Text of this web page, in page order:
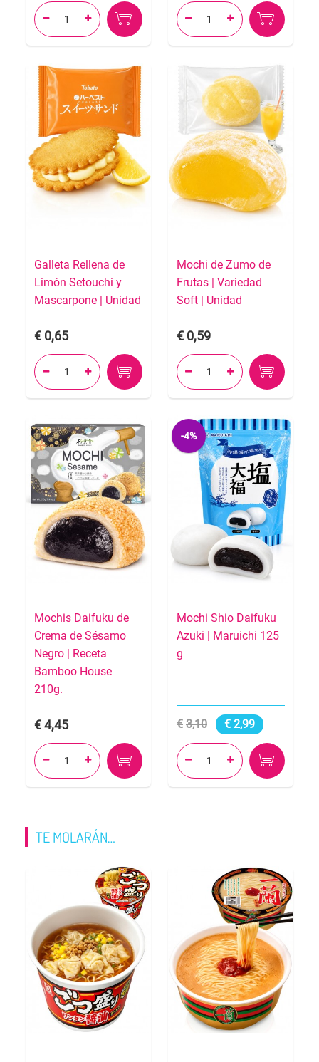
   
Galleta Rellena de
Limón Setouchi y
Mascarpone | Unidad
0,65
 
Mochi de Zumo de
Frutas | Variedad
Soft | Unidad
0,59
 
Mochis Daifuku de
Crema de Sésamo
Negro | Receta
Bamboo House
210g.
4,45
 
-4%
Mochi Shio Daifuku
Azuki | Maruichi 125
g
3,10 2,99
 
TE MOLARÁN…